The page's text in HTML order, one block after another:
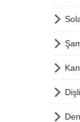




